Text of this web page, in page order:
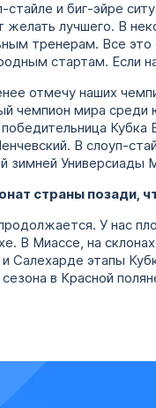
и биг-эйре
желать лучшего. В
тренерам. Все это
стартам. Если
отмечу наших
чемпион мира среди
В слоуп-
зимней Универсиады
страны позади,
У нас
В Миассе, на
Салехарде этапы
в Красной